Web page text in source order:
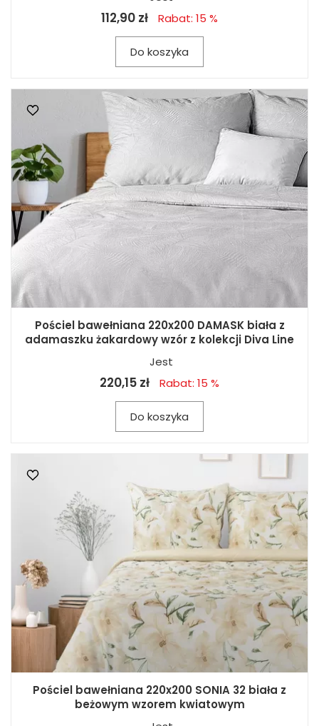
112,90 zł Rabat: 15 %
Do koszyka
Pościel bawełniana 220x200 DAMASK biała z
adamaszku żakardowy wzór z kolekcji Diva Line
Jest
220,15 zł Rabat: 15 %
Do koszyka
Pościel bawełniana 220x200 SONIA 32 biała z
beżowym wzorem kwiatowym